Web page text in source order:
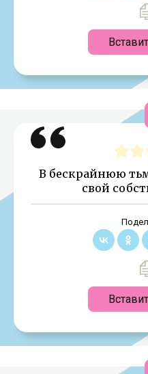
В бескрайнюю
свой